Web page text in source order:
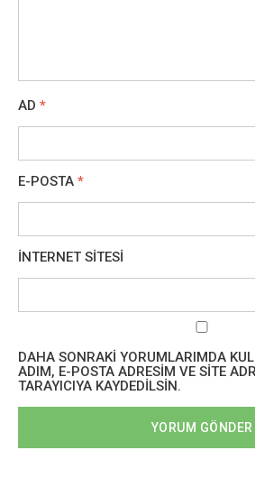
AD *
E-POSTA *
İNTERNET SITESI
DAHA SONRAKI YORUMLARIMDA
ADIM, E-POSTA ADRESIM VE SITE
TARAYICIYA KAYDEDILSIN.